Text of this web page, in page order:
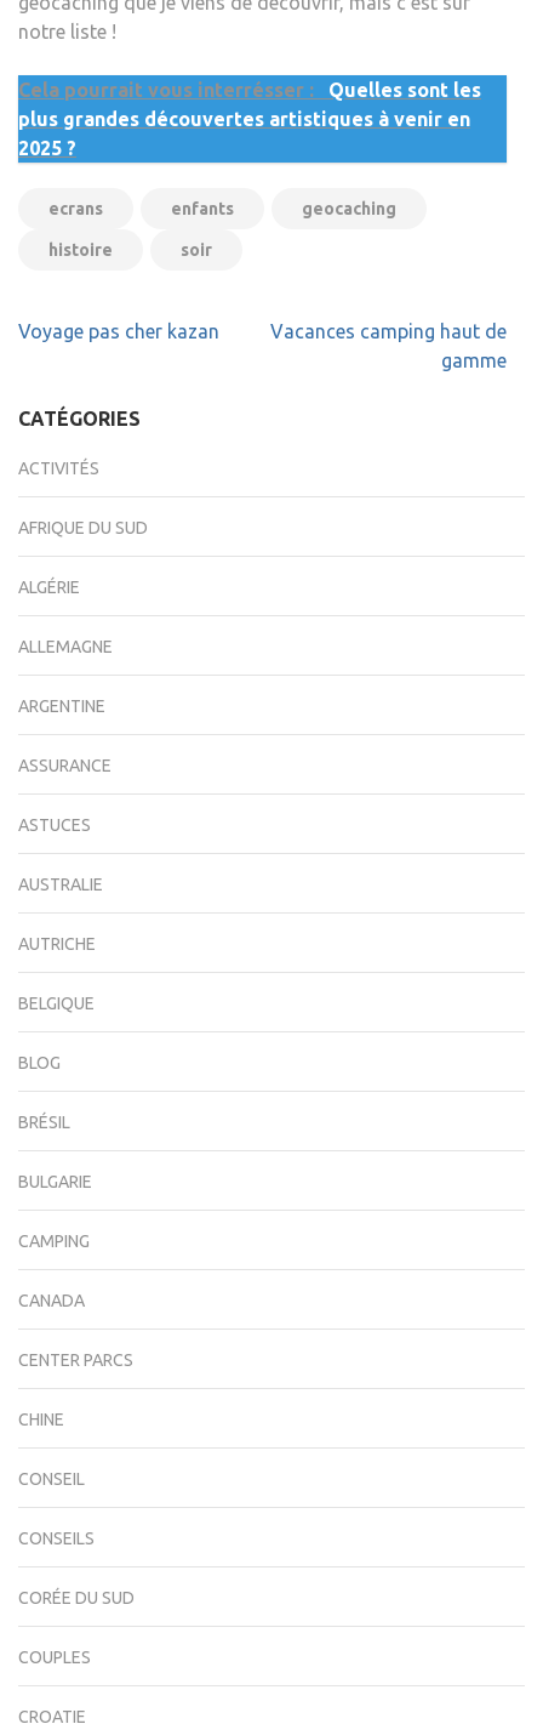
notre liste !
Cela pourrait vous interrésser :
Quelles sont les
plus grandes découvertes artistiques à venir en
2025 ?
ecrans enfants geocaching
histoire soir
Navigation
Voyage pas cher kazan
Vacances camping haut de
gamme
CATÉGORIES
ACTIVITÉS
AFRIQUE DU SUD
ALGÉRIE
ALLEMAGNE
ARGENTINE
ASSURANCE
ASTUCES
AUSTRALIE
AUTRICHE
BELGIQUE
BLOG
BRÉSIL
BULGARIE
CAMPING
CANADA
CENTER PARCS
CHINE
CONSEIL
CONSEILS
CORÉE DU SUD
COUPLES
CROATIE